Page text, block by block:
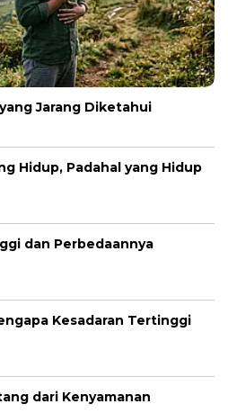
Jarang Diketahui
Hidup, Padahal yang Hidup
dan Perbedaannya
Kesadaran Tertinggi
dari Kenyamanan